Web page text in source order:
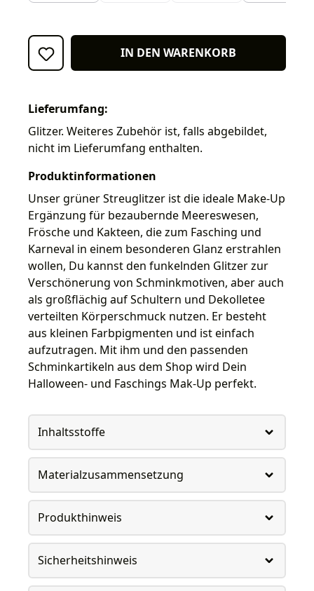
IN DEN WARENKORB
Lieferumfang:
Glitzer. Weiteres Zubehör ist, falls abgebildet,
nicht im Lieferumfang enthalten.
Produktinformationen
Unser grüner Streuglitzer ist die ideale Make-Up
Ergänzung für bezaubernde Meereswesen,
Frösche und Kakteen, die zum Fasching und
Karneval in einem besonderen Glanz erstrahlen
wollen, Du kannst den funkelnden Glitzer zur
Verschönerung von Schminkmotiven, aber auch
als großflächig auf Schultern und Dekolletee
verteilten Körperschmuck nutzen. Er besteht
aus kleinen Farbpigmenten und ist einfach
aufzutragen. Mit ihm und den passenden
Schminkartikeln aus dem Shop wird Dein
Halloween- und Faschings Mak-Up perfekt.
Inhaltsstoffe
Materialzusammensetzung
Produkthinweis
Sicherheitshinweis